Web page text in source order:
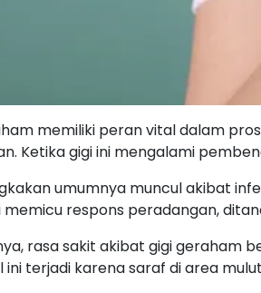
memiliki peran vital dalam
Ketika gigi ini mengalami
umumnya muncul akibat
memicu respons peradangan,
rasa sakit akibat gigi geraham
ini terjadi karena saraf di area